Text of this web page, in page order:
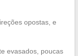
opostas, e
evasados, poucas